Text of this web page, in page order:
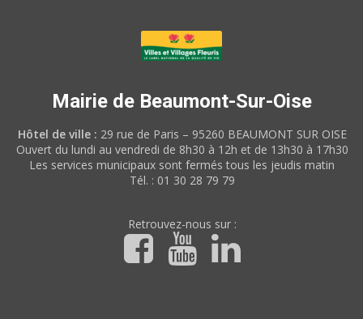
Mairie de Beaumont-Sur-Oise
Hôtel de ville : 29 rue de Paris – 95260 BEAUMONT SUR OISE
Ouvert du lundi au vendredi de 8h30 à 12h et de 13h30 à 17h30
Les services municipaux sont fermés tous les jeudis matin
Tél. : 01 30 28 79 79
Retrouvez-nous sur :